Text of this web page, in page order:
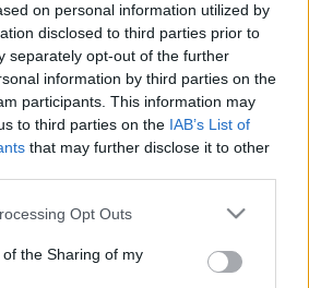
on personal information utilized by
disclosed to third parties prior to
separately opt-out of the further
information by third parties on the
participants. This information may
to third parties on the IAB’s List of
that may further disclose it to other
app uses one or more Google
or usage behaviour. You may click to
to Google and its third-party tags to
Opt Outs
the Sharing of my
kapcsolódó legfrissebb hírek,
Böngéssz a címkék
ÉÉÉÉ.HH.NN